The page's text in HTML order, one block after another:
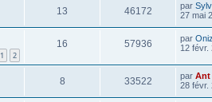
13 46172 par
27 mai
1 2
16 57936 par
12 févr.
8 33522 par Ant
28 févr.